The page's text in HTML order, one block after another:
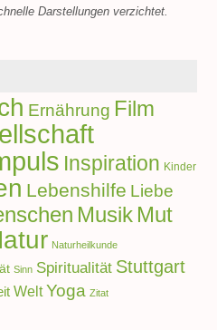
Darstellungen verzichtet.
Ernährung Film
Inspiration Kinder
Lebenshilfe Liebe
Musik Mut
Naturheilkunde
Sinn Spiritualität Stuttgart
Welt Yoga Zitat